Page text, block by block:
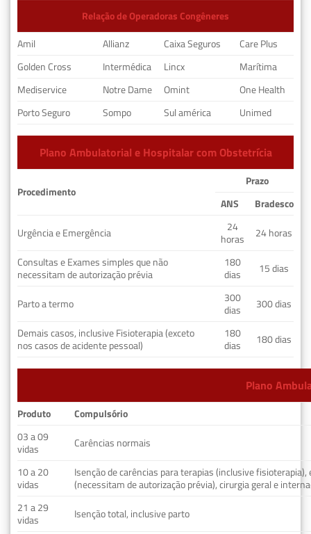
Relação de Operadoras Congêneres
Amil
Allianz Caixa Seguros
Care Plus
Golden Cross
Intermédica Lincx
Marítima
Mediservice
Notre Dame Omint
One Health
Porto Seguro
Sompo Sul américa Unimed
Plano Ambulatorial e Hospitalar com Obstetrícia
Procedimento
Prazo
ANS
Bradesco
Urgência e Emergência
24
horas
24 horas
Consultas e Exames simples que não
necessitam de autorização prévia
180
dias
15 dias
Parto a termo
300
dias
300 dias
Demais casos, inclusive Fisioterapia (exceto
nos casos de acidente pessoal)
180
dias
180 dias
Plano
Produto
Compulsório
03 a 09
vidas
Carências normais
10 a 20
vidas
Isenção de carências para terapias (inclusive fisioterapia),
(necessitam de autorização prévia), cirurgia geral e
21 a 29
vidas
Isenção total, inclusive parto